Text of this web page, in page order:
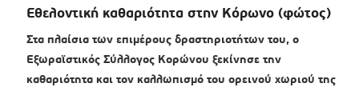
Εθελοντική καθαριότητα στην Κόρωνο (φώτος)
Στα πλαίσια των επιμέρους δραστηριοτήτων του, ο
Εξωραϊστικός Σύλλογος Κορώνου ξεκίνησε την
καθαριότητα και τον καλλωπισμό του ορεινού χωριού της